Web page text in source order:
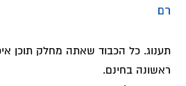
רם
תענוג. כל הכבוד שאתה מחלק תוכן
ראשונה בחינם.